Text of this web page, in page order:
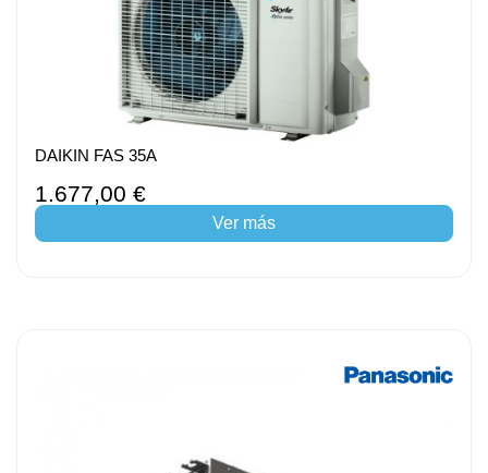
DAIKIN FAS 35A
1.677,00 €
Ver más